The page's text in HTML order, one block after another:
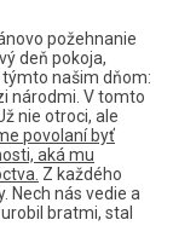
požehnanie
deň pokoja,
našim dňom:
národmi. V tomto
nie otroci, ale
povolaní byť
aká mu
Z každého
Nech nás vedie a
bratmi, stal